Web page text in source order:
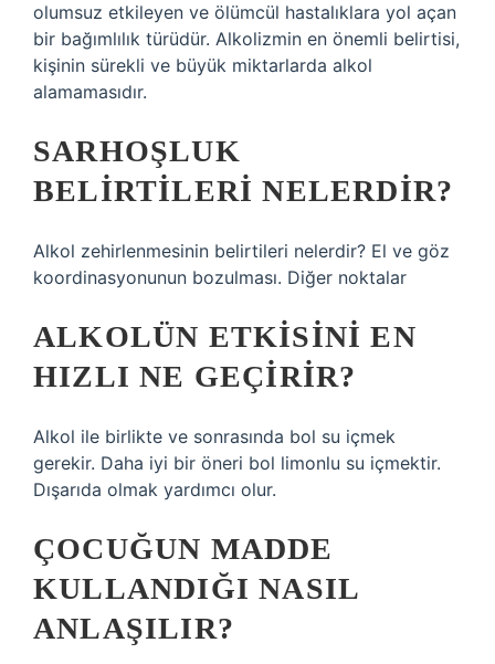
olumsuz etkileyen ve ölümcül hastalıklara yol açan
bir bağımlılık türüdür. Alkolizmin en önemli belirtisi,
kişinin sürekli ve büyük miktarlarda alkol
alamamasıdır.
SARHOŞLUK
BELIRTILERI NELERDIR?
Alkol zehirlenmesinin belirtileri nelerdir? El ve göz
koordinasyonunun bozulması. Diğer noktalar
ALKOLÜN ETKISINI EN
HIZLI NE GEÇIRIR?
Alkol ile birlikte ve sonrasında bol su içmek
gerekir. Daha iyi bir öneri bol limonlu su içmektir.
Dışarıda olmak yardımcı olur.
ÇOCUĞUN MADDE
KULLANDIĞI NASIL
ANLAŞILIR?